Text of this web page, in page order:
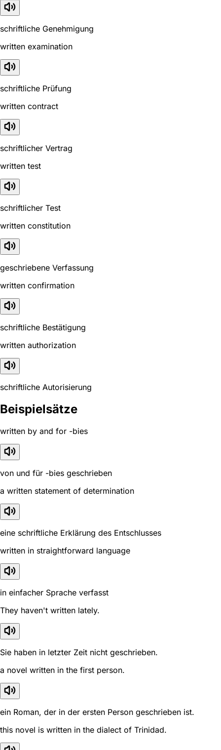
schriftliche Genehmigung
written examination
schriftliche Prüfung
written contract
schriftlicher Vertrag
written test
schriftlicher Test
written constitution
geschriebene Verfassung
written confirmation
schriftliche Bestätigung
written authorization
schriftliche Autorisierung
Beispielsätze
written by and for -bies
von und für -bies geschrieben
a written statement of determination
eine schriftliche Erklärung des Entschlusses
written in straightforward language
in einfacher Sprache verfasst
They haven't written lately.
Sie haben in letzter Zeit nicht geschrieben.
a novel written in the first person.
ein Roman, der in der ersten Person geschrieben ist.
this novel is written in the dialect of Trinidad.